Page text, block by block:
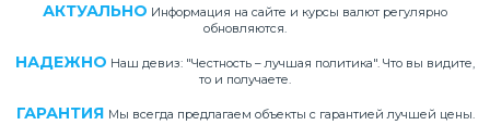
АКТУАЛЬНО Информация на сайте и курсы валют регулярно
обновляются.
НАДЕЖНО Наш девиз: "Честность – лучшая политика". Что вы видите,
то и получаете.
ГАРАНТИЯ Мы всегда предлагаем объекты с гарантией лучшей цены.